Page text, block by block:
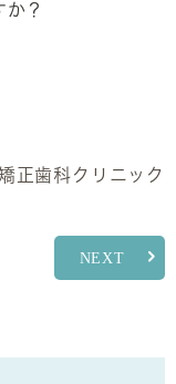
？
正歯科クリニック
NEXT